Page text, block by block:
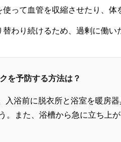
って血管を収縮させたり、
わり続けるため、過剰に働い
を予防する方法は？
入浴前に脱衣所と浴室を暖房
。また、浴槽から急に立ち上